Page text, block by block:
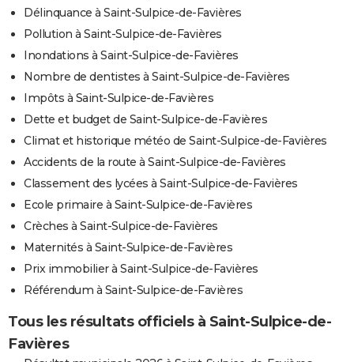
Délinquance à Saint-Sulpice-de-Favières
Pollution à Saint-Sulpice-de-Favières
Inondations à Saint-Sulpice-de-Favières
Nombre de dentistes à Saint-Sulpice-de-Favières
Impôts à Saint-Sulpice-de-Favières
Dette et budget de Saint-Sulpice-de-Favières
Climat et historique météo de Saint-Sulpice-de-Favières
Accidents de la route à Saint-Sulpice-de-Favières
Classement des lycées à Saint-Sulpice-de-Favières
Ecole primaire à Saint-Sulpice-de-Favières
Crèches à Saint-Sulpice-de-Favières
Maternités à Saint-Sulpice-de-Favières
Prix immobilier à Saint-Sulpice-de-Favières
Référendum à Saint-Sulpice-de-Favières
Tous les résultats officiels à Saint-Sulpice-de-
Favières